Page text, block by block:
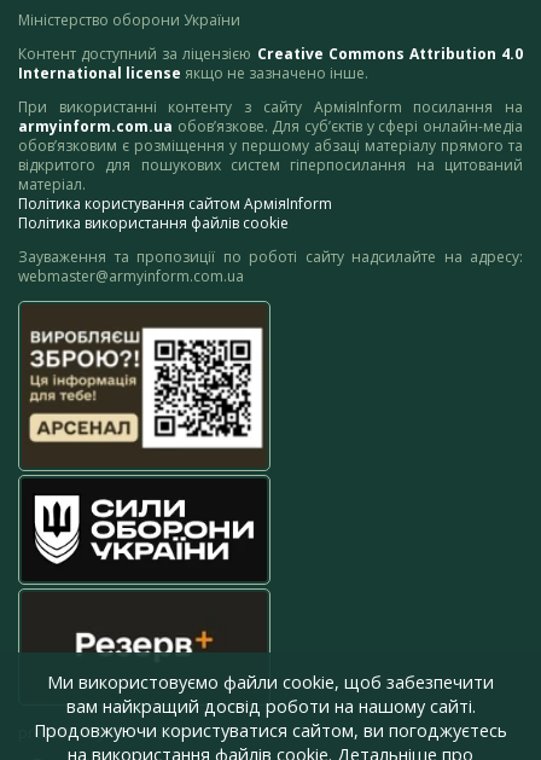
Міністерство оборони України
Контент доступний за ліцензією Creative Commons Attribution 4.0
International license якщо не зазначено інше.
При використанні контенту з сайту АрміяInform посилання на
armyinform.com.ua обов’язкове. Для суб’єктів у сфері онлайн-медіа
обов’язковим є розміщення у першому абзаці матеріалу прямого та
відкритого для пошукових систем гіперпосилання на цитований
матеріал.
Політика користування сайтом АрміяInform
Політика використання файлів cookie
Зауваження та пропозиції по роботі сайту надсилайте на адресу:
webmaster@armyinform.com.ua
press@armyinform.com.ua
Ми використовуємо файли cookie, щоб забезпечити
вам найкращий досвід роботи на нашому сайті.
Продовжуючи користуватися сайтом, ви погоджуєтесь
на використання файлів cookie. Детальніше про